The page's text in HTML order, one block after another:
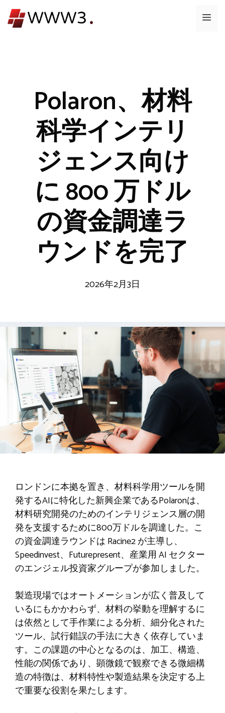
ン
メ
Polaron、材料
科学インテリ
ジェンス向け
に 800 万ドル
の資金調達ラ
ウンドを完了
2026年2月3日
ロンドンに本拠を置き、材料科学用ツールを開
発するAIに特化した新興企業であるPolaronは、
材料研究開発のためのインテリジェンス層の開
発を支援するために800万ドルを調達した。こ
の資金調達ラウンドは Racine2 が主導し、
Speedinvest、Futurepresent、産業用 AI セクター
のエンジェル投資家グループが参加しました。
製造現場ではオートメーションが広く普及して
いるにもかかわらず、材料の挙動を理解するに
は依然として手作業による分析、細分化された
ツール、試行錯誤の手法に大きく依存していま
す。この課題の中心となるのは、加工、構造、
性能の関係であり、顕微鏡で観察できる微細構
造の特徴は、材料特性や製造結果を決定する上
で重要な役割を果たします。